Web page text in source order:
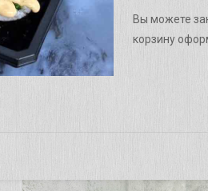
Вага:
Вы можете
корзину